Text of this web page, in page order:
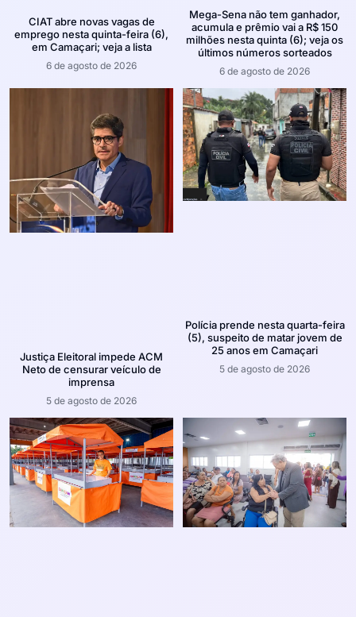
CIAT abre novas vagas de
emprego nesta quinta-feira (6),
em Camaçari; veja a lista
6 de agosto de 2026
Mega-Sena não tem ganhador,
acumula e prêmio vai a R$ 150
milhões nesta quinta (6); veja os
últimos números sorteados
6 de agosto de 2026
Justiça Eleitoral impede ACM
Neto de censurar veículo de
imprensa
5 de agosto de 2026
Polícia prende nesta quarta-feira
(5), suspeito de matar jovem de
25 anos em Camaçari
5 de agosto de 2026